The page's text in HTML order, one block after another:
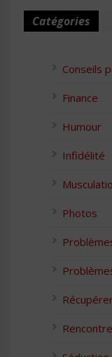
Catégories
Conseils
Finance
Humour
Infidélité
Photos
Rencontre